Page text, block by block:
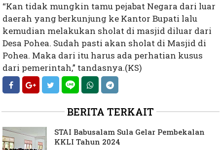
“Kan tidak mungkin tamu pejabat Negara dari luar
daerah yang berkunjung ke Kantor Bupati lalu
kemudian melakukan sholat di masjid diluar dari
Desa Pohea. Sudah pasti akan sholat di Masjid di
Pohea. Maka dari itu harus ada perhatian kusus
dari pemerintah,” tandasnya.(KS)
BERITA TERKAIT
STAI Babusalam Sula Gelar Pembekalan
KKLI Tahun 2024